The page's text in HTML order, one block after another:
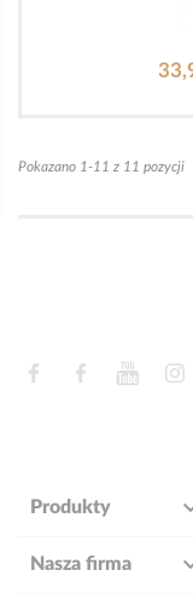
Pokazano 1-11 z 11 pozycji
FacebookFacebook
Produkty
Nasza firma